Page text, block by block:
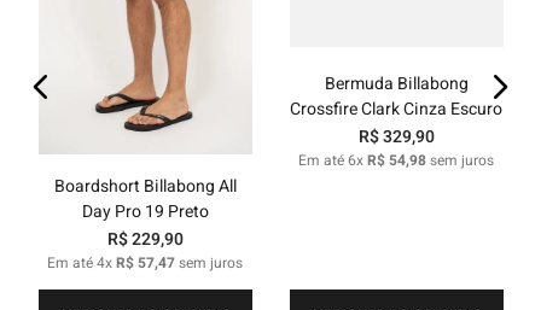
Boardshort Billabong All
Day Pro 19 Preto
R$229,90
Em até4xR$ 57,47sem juros
Bermuda Billabong
Crossfire Clark Cinza Escuro
R$329,90
Em até6xR$ 54,98sem juros